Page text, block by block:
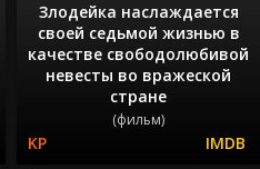
Злодейка наслаждается
своей седьмой жизнью в
качестве свободолюбивой
невесты во вражеской
стране
(фильм)